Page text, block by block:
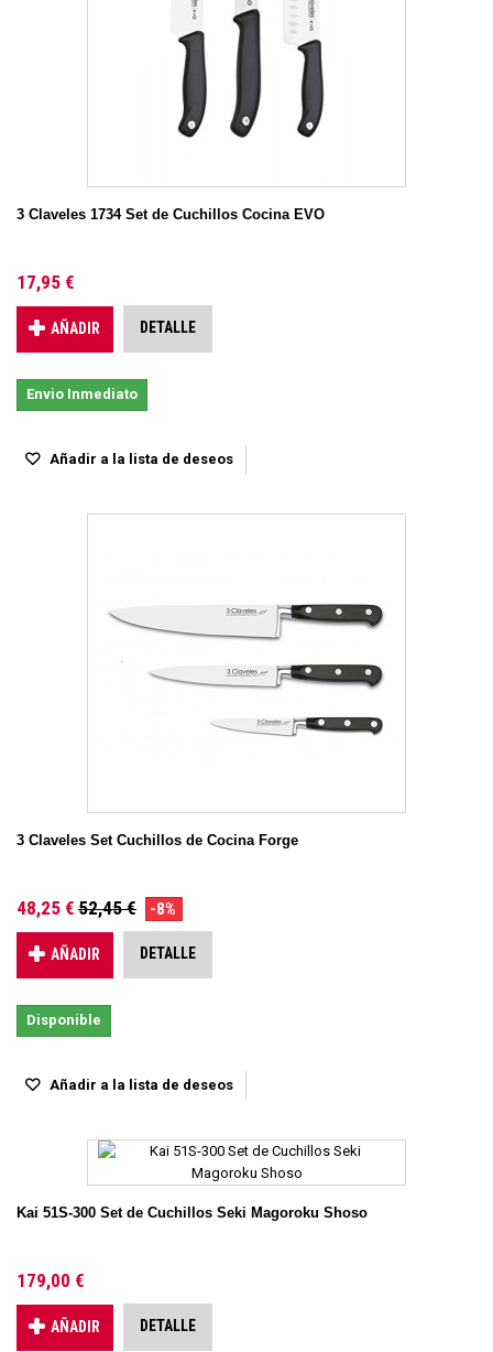
3 Claveles 1734 Set de Cuchillos Cocina EVO
17,95 €
AÑADIR DETALLE
Envio Inmediato
Añadir a la lista de deseos
3 Claveles Set Cuchillos de Cocina Forge
48,25 € 52,45 € -8%
AÑADIR DETALLE
Disponible
Añadir a la lista de deseos
Kai 51S-300 Set de Cuchillos Seki Magoroku Shoso
179,00 €
AÑADIR DETALLE